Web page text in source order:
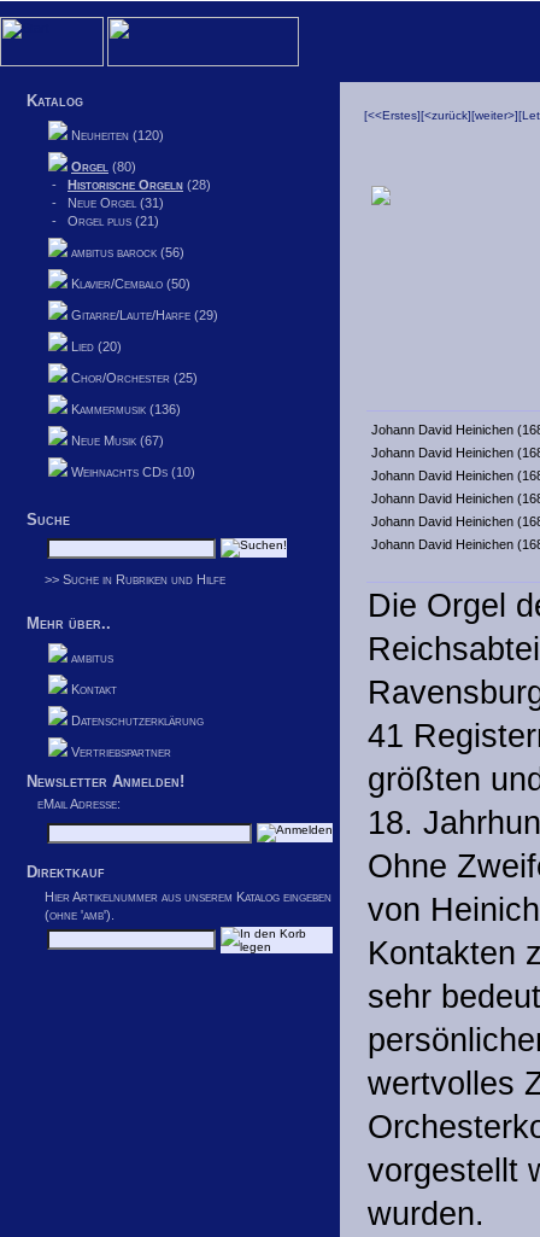
Katalog
Neuheiten (120)
Orgel (80)
- Historische Orgeln (28)
- Neue Orgel (31)
- Orgel plus (21)
ambitus barock (56)
Klavier/Cembalo (50)
Gitarre/Laute/Harfe (29)
Lied (20)
Chor/Orchester (25)
Kammermusik (136)
Neue Musik (67)
Weihnachts CDs (10)
Suche
>> Suche in Rubriken und Hilfe
Mehr über..
ambitus
Kontakt
Datenschutzerklärung
Vertriebspartner
Newsletter Anmelden!
eMail Adresse:
Direktkauf
Hier Artikelnummer aus unserem Katalog eingeben
(ohne 'amb').
[<<Erstes][<zurück][weiter>]
Johann David Heinichen
Johann David Heinichen
Johann David Heinichen
Johann David Heinichen
Johann David Heinichen
Johann David Heinichen
Die Orgel
41
größten
18.
Ohne
von
Kontakten
sehr
wertvolles
vorgestellt
wurden.